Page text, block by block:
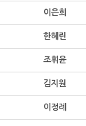
이은희
한혜린
조휘윤
김지원
이정례